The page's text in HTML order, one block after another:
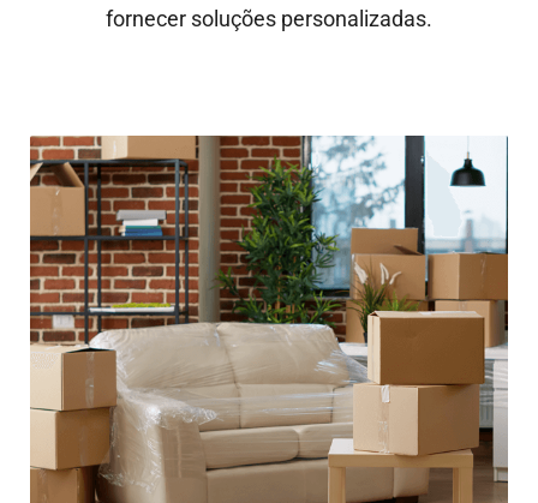
fornecer soluções personalizadas.